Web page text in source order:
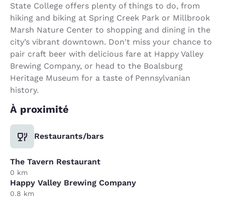
State College offers plenty of things to do, from
hiking and biking at Spring Creek Park or Millbrook
Marsh Nature Center to shopping and dining in the
city’s vibrant downtown. Don't miss your chance to
pair craft beer with delicious fare at Happy Valley
Brewing Company, or head to the Boalsburg
Heritage Museum for a taste of Pennsylvanian
history.
À proximité
Restaurants/bars
The Tavern Restaurant
0 km
Happy Valley Brewing Company
0.8 km